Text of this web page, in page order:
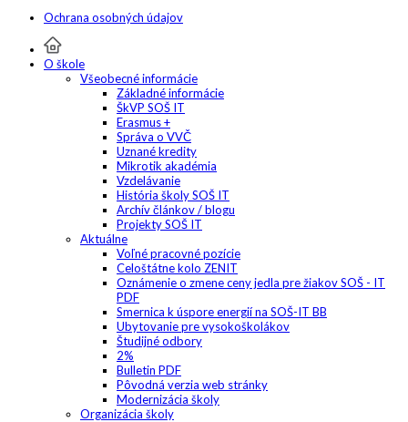
Ochrana osobných údajov
O škole
Všeobecné informácie
Základné informácie
ŠkVP SOŠ IT
Erasmus +
Správa o VVČ
Uznané kredity
Mikrotik akadémia
Vzdelávanie
História školy SOŠ IT
Archív článkov / blogu
Projekty SOŠ IT
Aktuálne
Voľné pracovné pozície
Celoštátne kolo ZENIT
Oznámenie o zmene ceny jedla pre žiakov SOŠ - IT
PDF
Smernica k úspore energií na SOŠ-IT BB
Ubytovanie pre vysokoškolákov
Študijné odbory
2%
Bulletin PDF
Pôvodná verzia web stránky
Modernizácia školy
Organizácia školy